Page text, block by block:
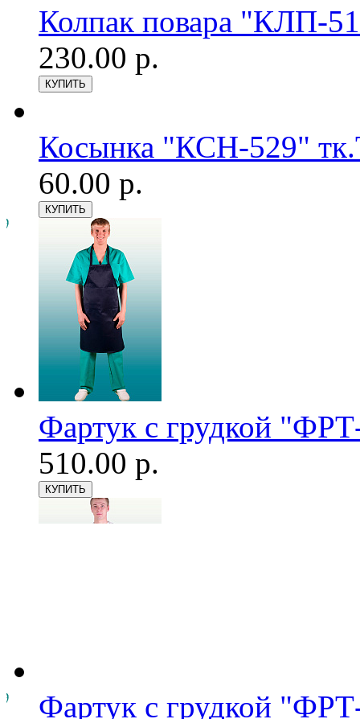
Колпак повара "КЛП-
230.00 р.
Косынка "КСН-529"
60.00 р.
Фартук с грудкой
510.00 р.
Фартук с грудкой